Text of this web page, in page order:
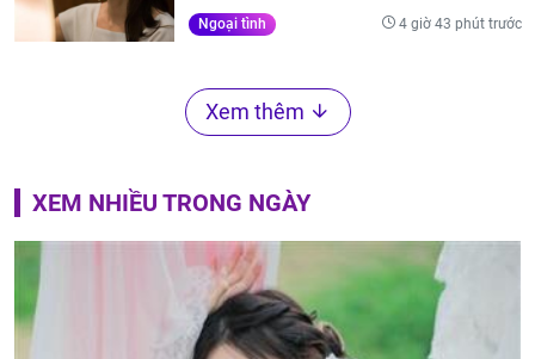
Ngoại tình 4 giờ 43 phút trước
Xem thêm
XEM NHIỀU TRONG NGÀY